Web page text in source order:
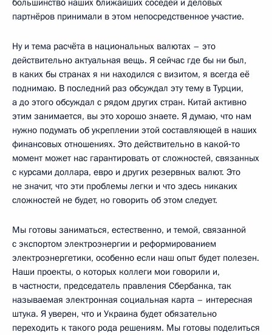
большинство наших ближайших соседей и деловых
партнёров принимали в этом непосредственное участие.
Ну и тема расчёта в национальных валютах – это
действительно актуальная вещь. Я сейчас где бы ни был,
в каких бы странах я ни находился с визитом, я всегда её
поднимаю. В последний раз обсуждал эту тему в Турции,
а до этого обсуждал с рядом других стран. Китай активно
этим занимается, вы это хорошо знаете. Я думаю, что нам
нужно подумать об укреплении этой составляющей в наших
финансовых отношениях. Это действительно в какой‑то
момент может нас гарантировать от сложностей, связанных
с курсами доллара, евро и других резервных валют. Это
не значит, что эти проблемы легки и что здесь никаких
сложностей не будет, но говорить об этом следует.
Мы готовы заниматься, естественно, и темой, связанной
с экспортом электроэнергии и реформированием
электроэнергетики, особенно если наш опыт будет полезен.
Наши проекты, о которых коллеги мои говорили и,
в частности, председатель правления Сбербанка, так
называемая электронная социальная карта – интересная
штука. Я уверен, что и Украина будет обязательно
переходить к такого рода решениям. Мы готовы поделиться